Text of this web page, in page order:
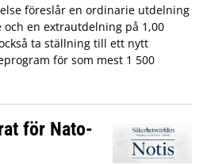
föreslår en ordinarie utdelning
och en extrautdelning på 1,00
ta ställning till ett nytt
för som mest 1 500
för Nato-